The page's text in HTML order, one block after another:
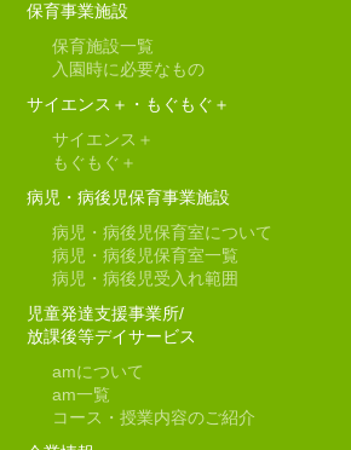
保育事業施設
保育施設一覧
入園時に必要なもの
サイエンス＋・もぐもぐ＋
サイエンス＋
もぐもぐ＋
病児・病後児保育事業施設
病児・病後児保育室について
病児・病後児保育室一覧
病児・病後児受入れ範囲
児童発達支援事業所/
放課後等デイサービス
amについて
am一覧
コース・授業内容のご紹介